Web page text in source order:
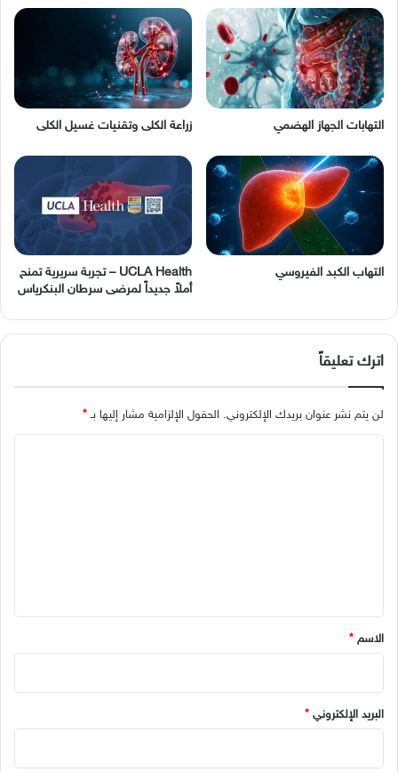
التهابات الجهاز الهضمي زراعة الكلى وتقنيات غسيل الكلى
التهاب الكبد الفيروسي
UCLA Health – تجربة سريرية تمنح
أملاً جديداً لمرضى سرطان البنكرياس
اترك تعليقاً
لن يتم نشر عنوان بريدك الإلكتروني. الحقول الإلزامية مشار إليها بـ*
*
الاسم *
البريد الإلكتروني *